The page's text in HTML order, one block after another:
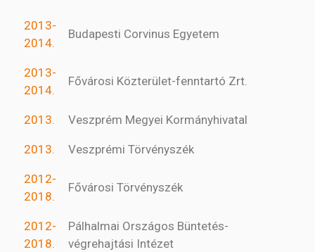
2013-
2014.
Budapesti Corvinus Egyetem
2013-
2014.
Fővárosi Közterület-fenntartó Zrt.
2013. Veszprém Megyei Kormányhivatal
2013. Veszprémi Törvényszék
2012-
2018.
Fővárosi Törvényszék
2012-
2018.
Pálhalmai Országos Büntetés-
végrehajtási Intézet